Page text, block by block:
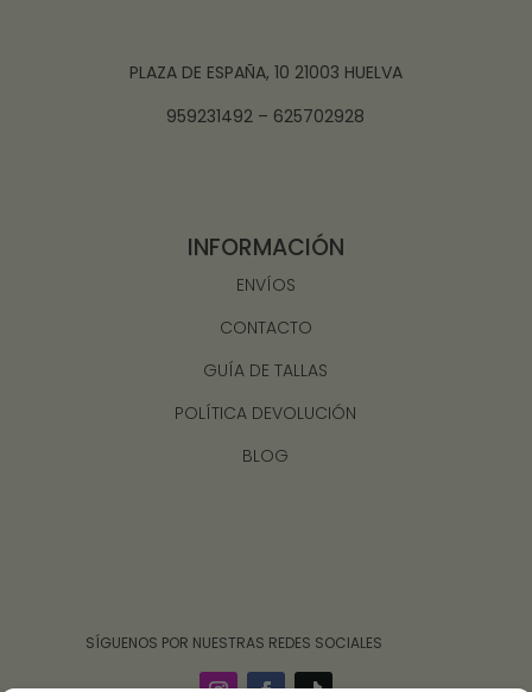
PLAZA DE ESPAÑA, 10 21003 HUELVA
959231492 – 625702928
INFORMACIÓN
ENVÍOS
CONTACTO
GUÍA DE TALLAS
POLÍTICA DEVOLUCIÓN
BLOG
‎ ‎ ‎ ‎ ‎ ‎‎ ‎ SÍGUENOS POR NUESTRAS REDES SOCIALES